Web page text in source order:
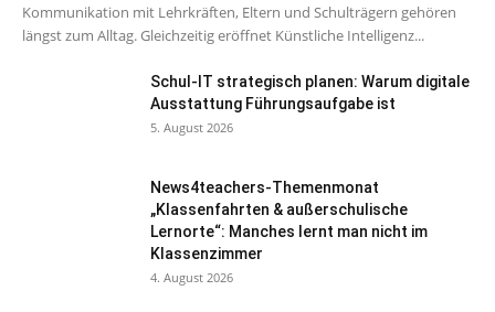
Kommunikation mit Lehrkräften, Eltern und Schulträgern gehören
längst zum Alltag. Gleichzeitig eröffnet Künstliche Intelligenz...
Schul-IT strategisch planen: Warum digitale
Ausstattung Führungsaufgabe ist
5. August 2026
News4teachers-Themenmonat
„Klassenfahrten & außerschulische
Lernorte“: Manches lernt man nicht im
Klassenzimmer
4. August 2026